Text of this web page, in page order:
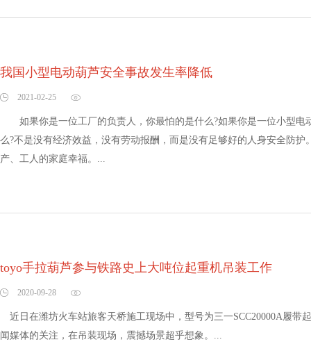
我国小型电动葫芦安全事故发生率降低
2021-02-25
如果你是一位工厂的负责人，你最怕的是什么?如果你是一位小型电
么?不是没有经济效益，没有劳动报酬，而是没有足够好的人身安全防
产、工人的家庭幸福。...
toyo手拉葫芦参与铁路史上大吨位起重机吊装工作
2020-09-28
近日在潍坊火车站旅客天桥施工现场中，型号为三一SCC20000A履带
闻媒体的关注，在吊装现场，震撼场景超乎想象。...